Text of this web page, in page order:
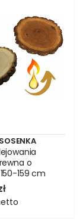
o
159 cm